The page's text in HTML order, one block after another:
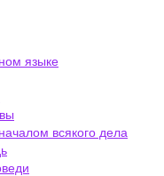
языке
всякого дела